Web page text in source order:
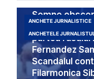
Semne
destinate
partea rusului
Fernandez
Scandalul
Filarmonica
ANCHETE JURNALISTICE
ANCHETELE